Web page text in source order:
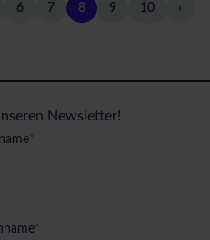
6 7 8 9 10 ›
Newsletter!
*
*